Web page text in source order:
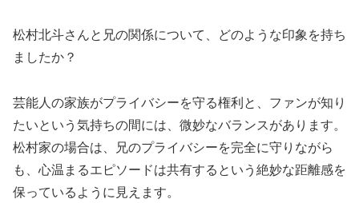
松村北斗さんと兄の関係について、どのような印象を持ち
ましたか？
芸能人の家族がプライバシーを守る権利と、ファンが知り
たいという気持ちの間には、微妙なバランスがあります。
松村家の場合は、兄のプライバシーを完全に守りながら
も、心温まるエピソードは共有するという絶妙な距離感を
保っているように見えます。